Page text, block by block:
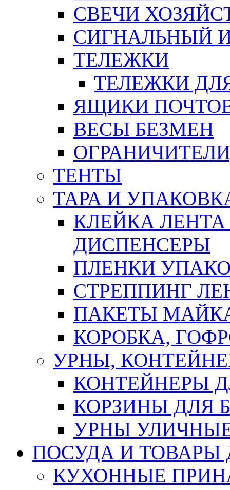
СВЕЧИ
СИГНАЛЬНЫЙ
ТЕЛЕЖКИ
ТЕЛЕЖКИ
ЯЩИКИ
ВЕСЫ БЕЗМЕН
ТЕНТЫ
ТАРА И
КЛЕЙКА
ДИСПЕНСЕРЫ
ПЛЕНКИ
СТРЕППИНГ
ПАКЕТЫ
КОРОБКА,
УРНЫ,
КОНТЕЙНЕРЫ
КОРЗИНЫ ДЛЯ
УРНЫ
ПОСУДА И ТОВАРЫ
КУХОННЫЕ